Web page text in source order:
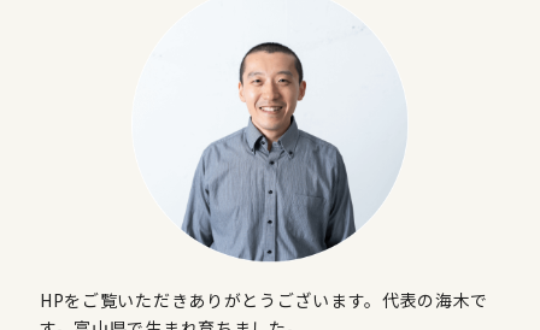
HPをご覧いただきありがとうございます。代表の海木で